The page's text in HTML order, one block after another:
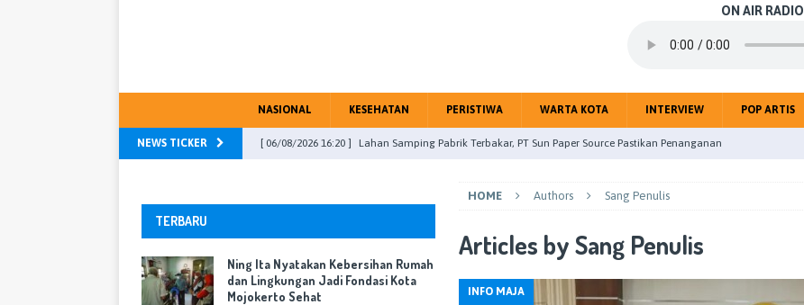
ON AIR RADIO
NASIONAL KESEHATAN PERISTIWA WARTA KOTA INTERVIEW POP ARTIS
NEWS TICKER [ 06/08/2026 16:20 ] Lahan Samping Pabrik Terbakar, PT Sun Paper Source Pastikan Penanganan
[ 05/08/2026 19:23 ] Kota Lubuk Linggau Studi Banding Pemanfaatan Rumija untuk PAD Kota
[ 04/08/2026 23:13 ] DPRD Kabupaten Mojokerto gelar Paripurna Tentang Jawaban BupatiTerhadap
PU Fraksi WARTA KOTA
HOME Authors Sang Penulis
Articles bySang Penulis
INFO MAJA
TERBARU
Ning Ita Nyatakan Kebersihan Rumah
dan Lingkungan Jadi Fondasi Kota
Mojokerto Sehat